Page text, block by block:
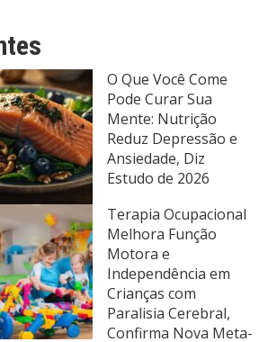
O Que Você Come
Pode Curar Sua
Mente: Nutrição
Reduz Depressão e
Ansiedade, Diz
Estudo de 2026
Terapia Ocupacional
Melhora Função
Motora e
Independência em
Crianças com
Paralisia Cerebral,
Confirma Nova Meta-